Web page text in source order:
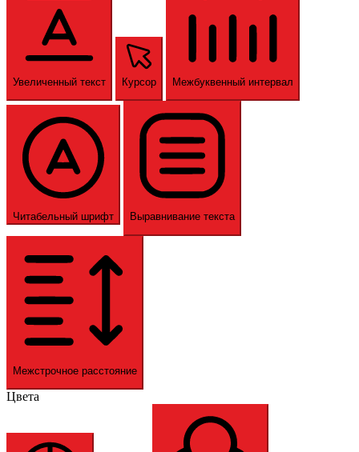
Увеличенный текст Курсор Межбуквенный интервал
Читабельный шрифт Выравнивание текста
Межстрочное расстояние
Цвета